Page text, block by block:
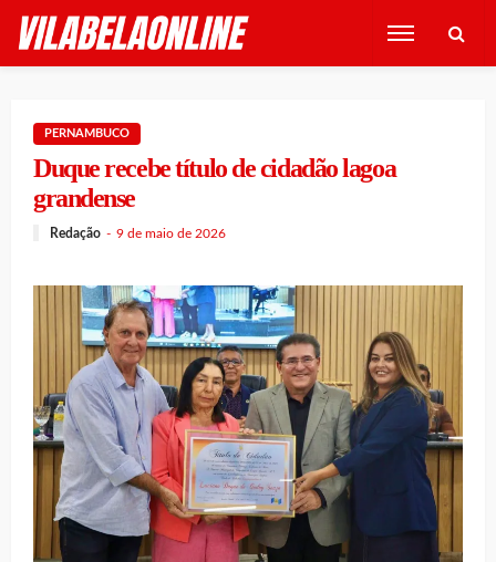
PERNAMBUCO
Duque recebe título de cidadão lagoa
grandense
Redação 9 de maio de 2026